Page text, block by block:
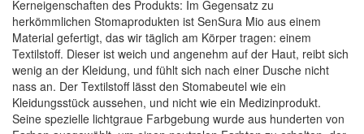
Kerneigenschaften des Produkts: Im Gegensatz zu
herkömmlichen Stomaprodukten ist SenSura Mio aus einem
Material gefertigt, das wir täglich am Körper tragen: einem
Textilstoff. Dieser ist weich und angenehm auf der Haut, reibt sich
wenig an der Kleidung, und fühlt sich nach einer Dusche nicht
nass an. Der Textilstoff lässt den Stomabeutel wie ein
Kleidungsstück aussehen, und nicht wie ein Medizinprodukt.
Seine spezielle lichtgraue Farbgebung wurde aus hunderten von